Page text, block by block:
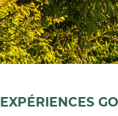
EXPÉRIENCES